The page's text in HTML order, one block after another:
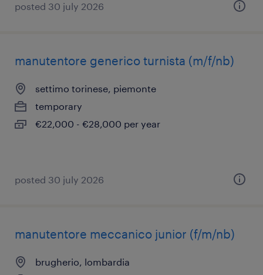
posted 30 july 2026
manutentore generico turnista (m/f/nb)
settimo torinese, piemonte
temporary
€22,000 - €28,000 per year
posted 30 july 2026
manutentore meccanico junior (f/m/nb)
brugherio, lombardia